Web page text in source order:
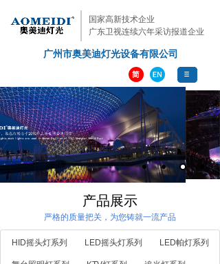
国家高新技术企业
广东卫视连续六年采访报道企业
广州市奥美迪灯光设备有限公司
产品展示
严格的质量把关，为您铸就一流产品
HID摇头灯系列 LED摇头灯系列 LED帕灯系列